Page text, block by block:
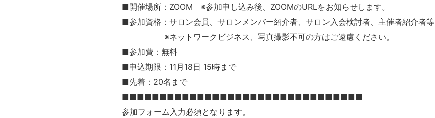
■開催場所：ZOOM ※参加申し込み後、ZOOMのURLをお知らせします。
■参加資格：サロン会員、サロンメンバー紹介者、サロン入会検討者、主催者紹介者等
※ネットワークビジネス、写真撮影不可の方はご遠慮ください。
■参加費：無料
■申込期限：11月18日 15時まで
■先着：20名まで
■■■■■■■■■■■■■■■■■■■■■■■■■■■■■■■■
参加フォーム入力必須となります。